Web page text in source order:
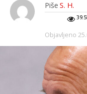
Piše S. H.
Objavljeno